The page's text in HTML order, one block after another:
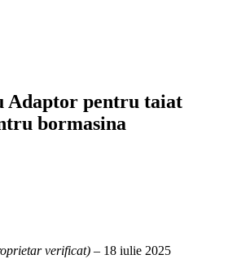
Adaptor pentru taiat
bormasina
verificat) – 18 iulie 2025